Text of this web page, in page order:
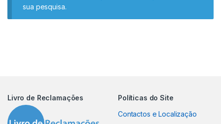
sua pesquisa.
Livro de Reclamações
Políticas do Site
Contactos e Localização